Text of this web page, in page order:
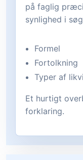
på faglig
synlighed i
Formel
Fortolkning
Typer af
Et hurtigt
forklaring.